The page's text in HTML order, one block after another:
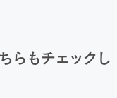
らもチェックし